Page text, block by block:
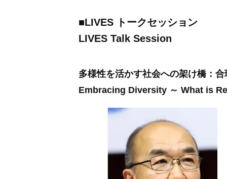
■LIVES トークセッション
LIVES Talk Session
多様性を活かす社会への架け橋：
Embracing Diversity ～ What is